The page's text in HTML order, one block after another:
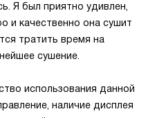
Я был приятно удивлен,
и качественно она сушит
тратить время на
сушение.
использования данной
наличие дисплея